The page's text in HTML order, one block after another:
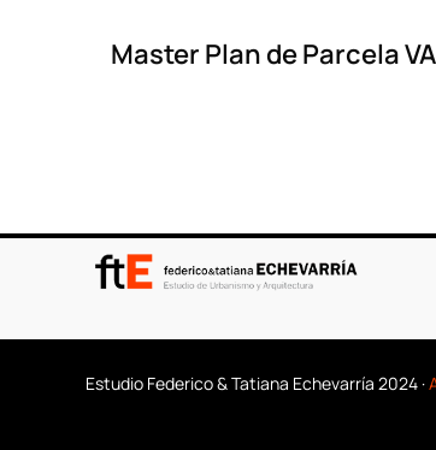
Master Plan de Parcela
Estudio Federico & Tatiana Echevarría 2024 ·